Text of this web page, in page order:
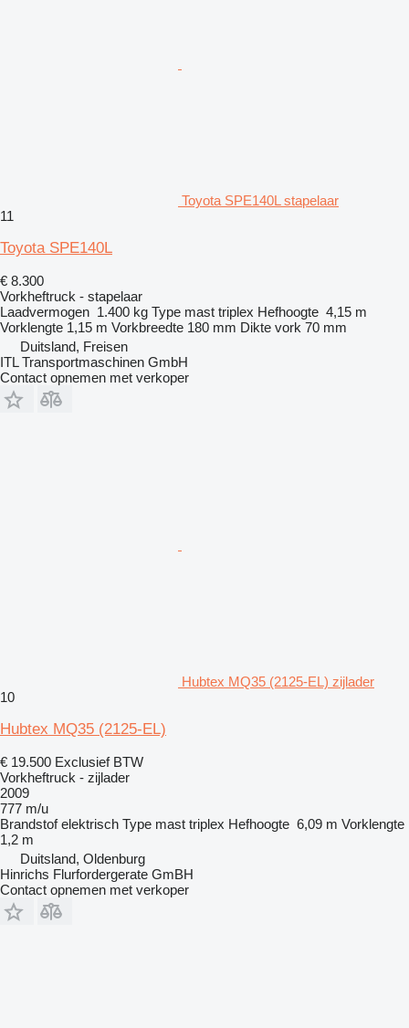
Toyota SPE140L stapelaar
11
Toyota SPE140L
€ 8.300
Vorkheftruck - stapelaar
Laadvermogen 1.400 kg Type mast triplex Hefhoogte 4,15 m
Vorklengte 1,15 m Vorkbreedte 180 mm Dikte vork 70 mm
Duitsland, Freisen
ITL Transportmaschinen GmbH
Contact opnemen met verkoper
Hubtex MQ35 (2125-EL) zijlader
10
Hubtex MQ35 (2125-EL)
€ 19.500 Exclusief BTW
Vorkheftruck - zijlader
2009
777 m/u
Brandstof elektrisch Type mast triplex Hefhoogte 6,09 m Vorklengte
1,2 m
Duitsland, Oldenburg
Hinrichs Flurfordergerate GmBH
Contact opnemen met verkoper